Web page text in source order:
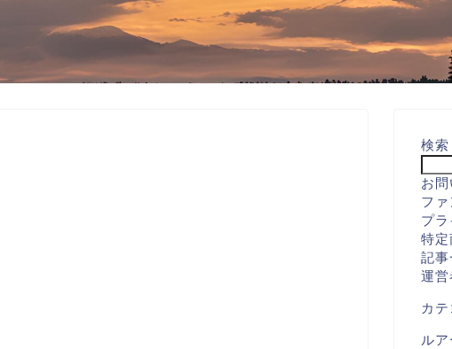
検索
お
フ
プ
特
記事
運営
カ
ルア